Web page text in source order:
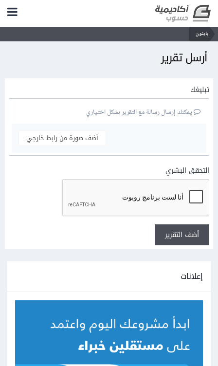
بايثون
أرسل تقرير
تبليغك
يمكنك إرسال رسالة مع التقرير بشكل اختياري
أضف صورة من رابط خارجي
التحقق البشري
أضف التقرير
إعلانات